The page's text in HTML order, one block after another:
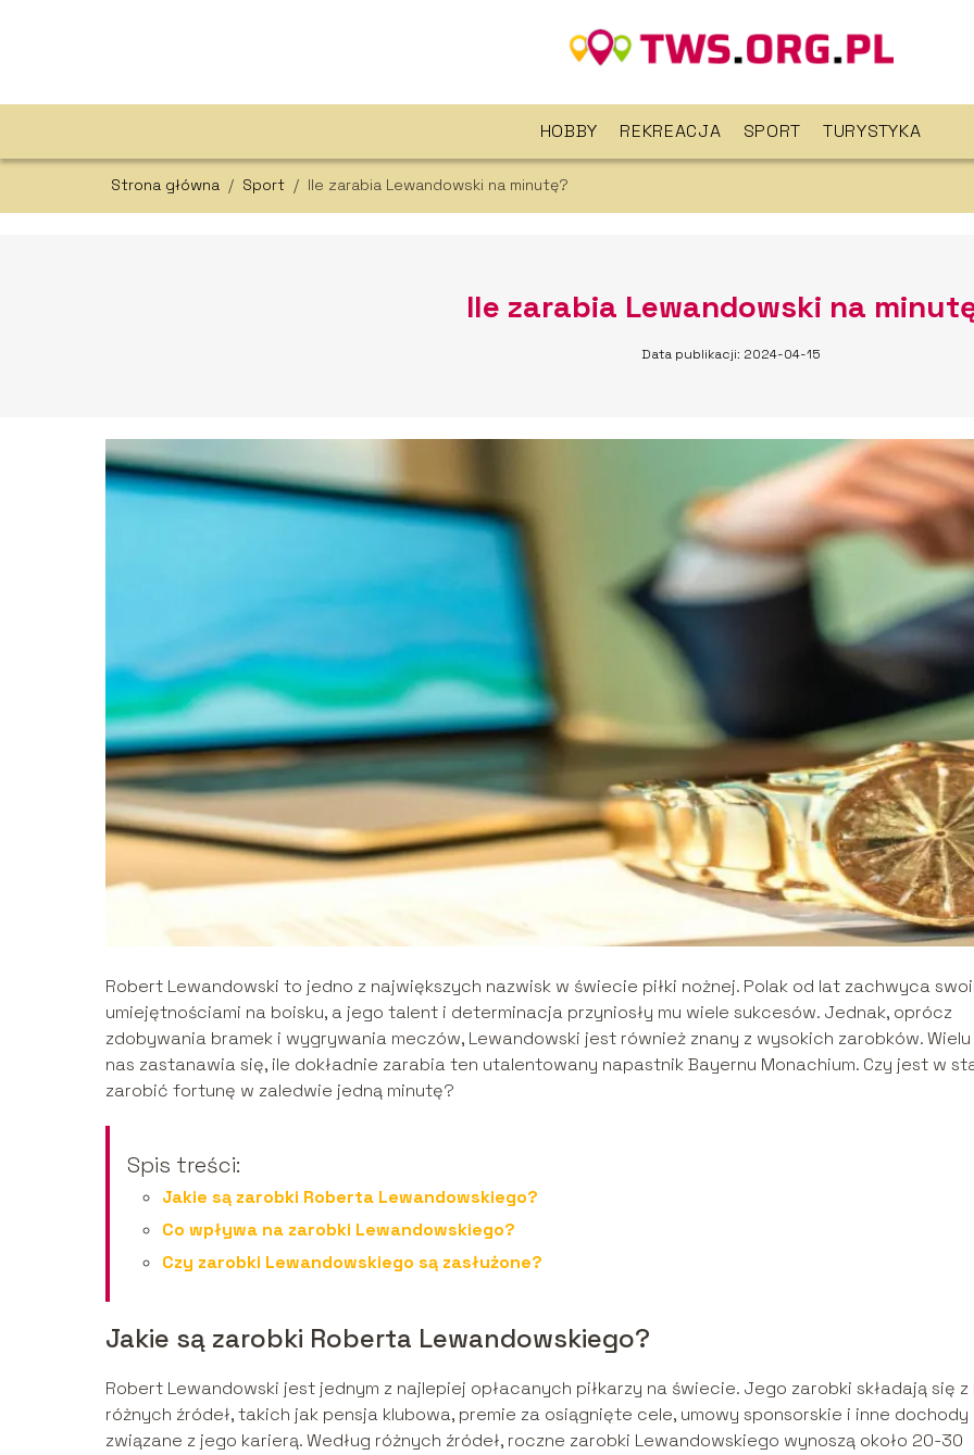
HOBBY REKREACJA SPORT TURYSTYKA
Strona główna / Sport / Ile zarabia Lewandowski na minutę?
Ile zarabia Lewandowski na
Data publikacji: 2024-04-15
Robert Lewandowski to jedno z największych nazwisk w świecie piłki nożnej. Polak od lat zachwyca
umiejętnościami na boisku, a jego talent i determinacja przyniosły mu wiele sukcesów. Jednak, oprócz
zdobywania bramek i wygrywania meczów, Lewandowski jest również znany z wysokich zarobków. Wielu
nas zastanawia się, ile dokładnie zarabia ten utalentowany napastnik Bayernu Monachium. Czy jest w
zarobić fortunę w zaledwie jedną minutę?
Spis treści:
Jakie są zarobki Roberta Lewandowskiego?
Co wpływa na zarobki Lewandowskiego?
Czy zarobki Lewandowskiego są zasłużone?
Jakie są zarobki Roberta Lewandowskiego?
Robert Lewandowski jest jednym z najlepiej opłacanych piłkarzy na świecie. Jego zarobki składają się z
różnych źródeł, takich jak pensja klubowa, premie za osiągnięte cele, umowy sponsorskie i inne dochody
związane z jego karierą. Według różnych źródeł, roczne zarobki Lewandowskiego wynoszą około 20-30